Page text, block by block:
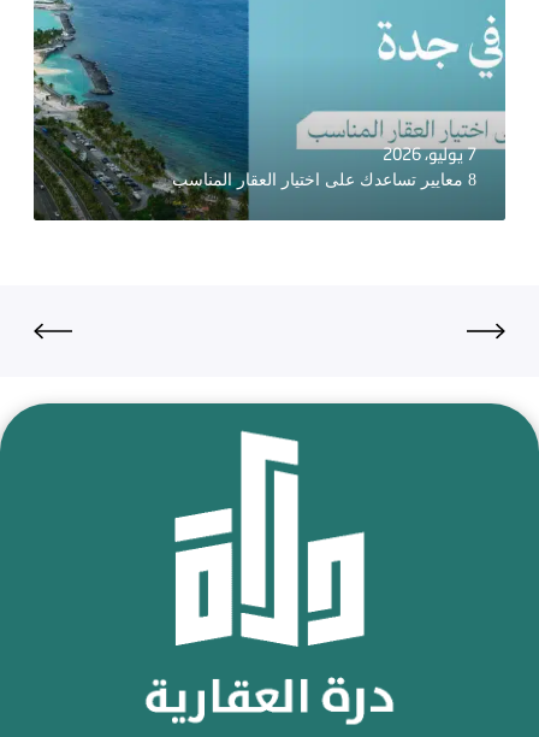
7 يوليو، 2026
8 معايير تساعدك على اختيار العقار المناسب